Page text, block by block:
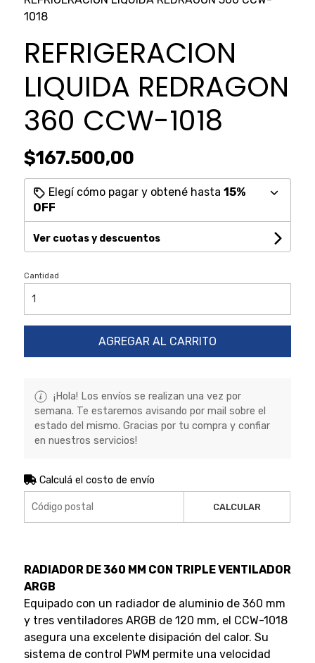
1018
REFRIGERACION
LIQUIDA REDRAGON
360 CCW-1018
$167.500,00
Elegí cómo pagar y obtené hasta 15%
OFF
Ver cuotas y descuentos
Cantidad
AGREGAR AL CARRITO
¡Hola! Los envíos se realizan una vez por
semana. Te estaremos avisando por mail sobre el
estado del mismo. Gracias por tu compra y confiar
en nuestros servicios!
Calculá el costo de envío
CALCULAR
RADIADOR DE 360 MM CON TRIPLE VENTILADOR
ARGB
Equipado con un radiador de aluminio de 360 mm
y tres ventiladores ARGB de 120 mm, el CCW-1018
asegura una excelente disipación del calor. Su
sistema de control PWM permite una velocidad